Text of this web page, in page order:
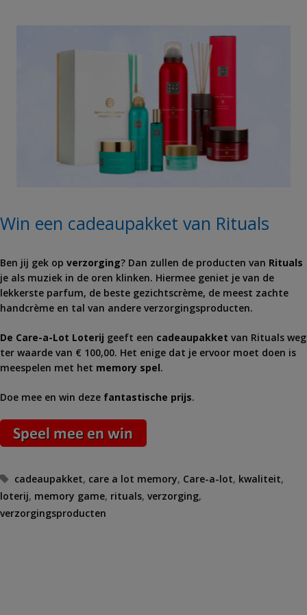
Win een cadeaupakket van Rituals
Ben jij gek op verzorging? Dan zullen de producten van Rituals
je als muziek in de oren klinken. Hiermee geniet je van de
lekkerste parfum, de beste gezichtscrème, de meest zachte
handcrème en tal van andere verzorgingsproducten.
De Care-a-Lot Loterij geeft een cadeaupakket van Rituals weg
ter waarde van € 100,00. Het enige dat je ervoor moet doen is
meespelen met het memory spel.
Doe mee en win deze fantastische prijs.
Tags
cadeaupakket, care a lot memory, Care-a-lot, kwaliteit,
loterij, memory game, rituals, verzorging,
verzorgingsproducten